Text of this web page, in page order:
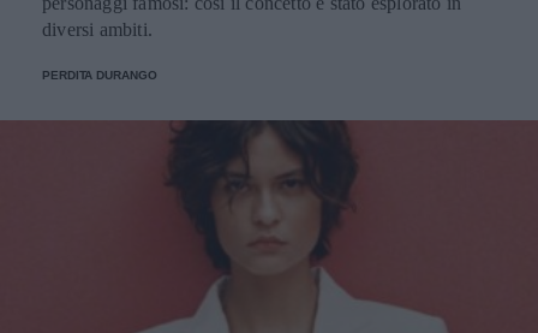
diversi ambiti.
PERDITA DURANGO